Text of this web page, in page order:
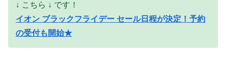
↓ こちら ↓ です！
イオン ブラックフライデー セール日程が決定！予約
の受付も開始★